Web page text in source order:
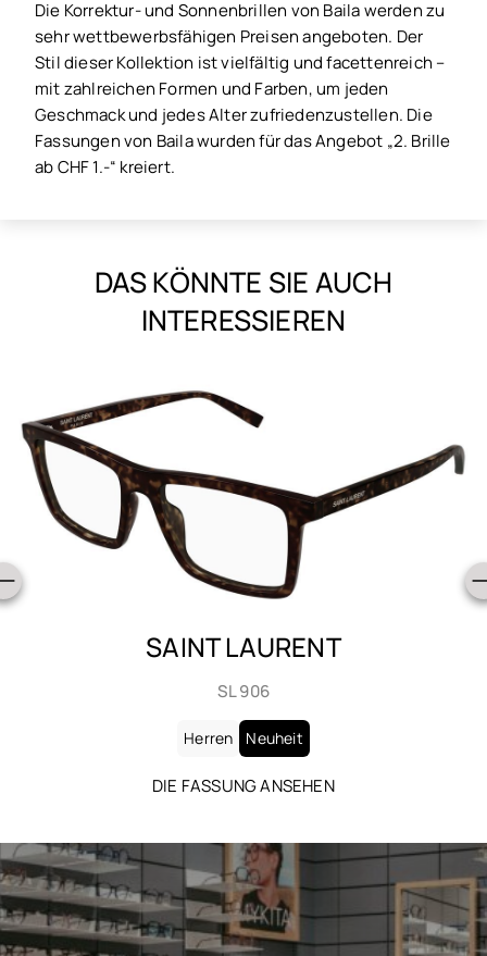
Die Korrektur- und Sonnenbrillen von Baila werden zu
sehr wettbewerbsfähigen Preisen angeboten. Der
Stil dieser Kollektion ist vielfältig und facettenreich –
mit zahlreichen Formen und Farben, um jeden
Geschmack und jedes Alter zufriedenzustellen. Die
Fassungen von Baila wurden für das Angebot „2. Brille
ab CHF 1.-“ kreiert.
DAS KÖNNTE SIE AUCH
INTERESSIEREN
SAINT LAURENT
SL 906
Herren Neuheit
DIE FASSUNG ANSEHEN